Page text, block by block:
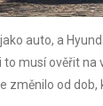
auto, a
to musí ověřit na
změnilo od